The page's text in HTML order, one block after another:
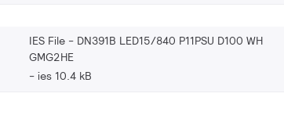
IES File - DN391B LED15/840 P11PSU D100 WH
GMG2HE
ies 10.4 kB